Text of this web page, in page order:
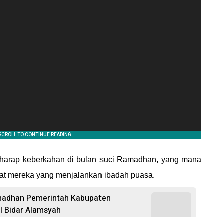
keberkahan di bulan suci Ramadhan, yang mana
mereka yang menjalankan ibadah puasa.
Pemerintah Kabupaten
Bidar Alamsyah